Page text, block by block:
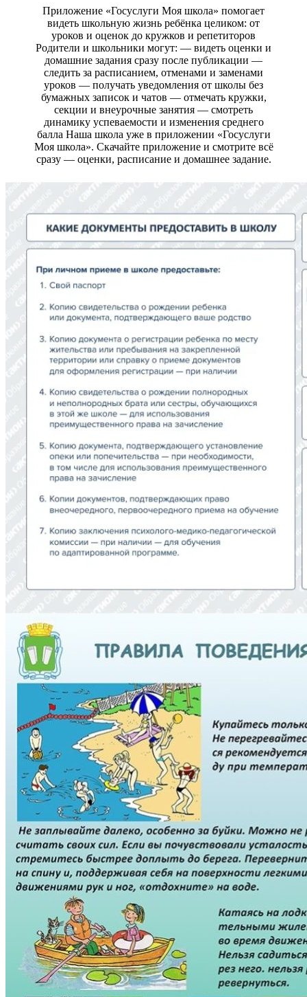
Приложение «Госуслуги Моя школа» помогает
видеть школьную жизнь ребёнка целиком: от
уроков и оценок до кружков и репетиторов
Родители и школьники могут: — видеть оценки и
домашние задания сразу после публикации —
следить за расписанием, отменами и заменами
уроков — получать уведомления от школы без
бумажных записок и чатов — отмечать кружки,
секции и внеурочные занятия — смотреть
динамику успеваемости и изменения среднего
балла Наша школа уже в приложении «Госуслуги
Моя школа». Скачайте приложение и смотрите всё
сразу — оценки, расписание и домашнее задание.